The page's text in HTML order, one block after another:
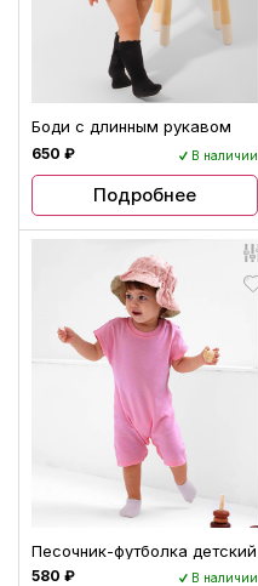
Боди с длинным рукавом
650 ₽ В наличии
Подробнее
Песочник-футболка детский
580 ₽ В наличии